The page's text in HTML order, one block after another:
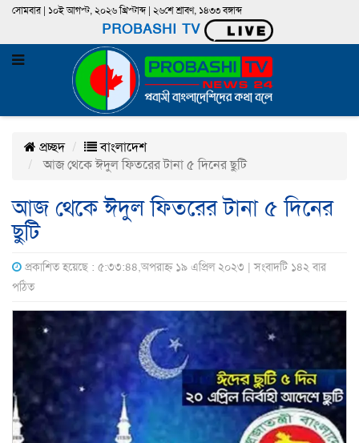
সোমবার | ১০ই আগস্ট, ২০২৬ খ্রিস্টাব্দ | ২৬শে শ্রাবণ, ১৪৩৩ বঙ্গাব্দ
PROBASHI TV
প্রচ্ছদ
বাংলাদেশ
আজ থেকে ঈদুল ফিতরের টানা ৫ দিনের ছুটি
আজ থেকে ঈদুল ফিতরের টানা ৫ দিনের
ছুটি
প্রকাশিত হয়েছে : ৫:৩৩:৪৪,অপরাহ্ন ১৯ এপ্রিল ২০২৩ | সংবাদটি ১৪২ বার
পঠিত